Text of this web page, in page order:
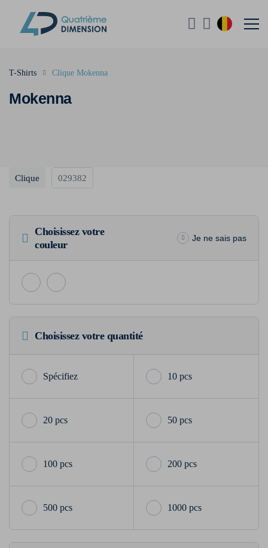
Mokenna
T-Shirts Clique Mokenna
Clique 029382
Choisissez votre
couleur
Je ne sais pas
Choisissez votre quantité
10 pcs
20 pcs 50 pcs
100 pcs 200 pcs
500 pcs 1000 pcs